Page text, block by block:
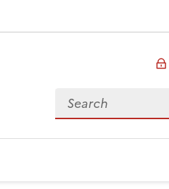
Search for data